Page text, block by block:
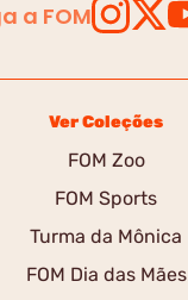
a FOM
Ver Coleções
FOM Zoo
FOM Sports
Turma da Mônica
FOM Dia das Mães